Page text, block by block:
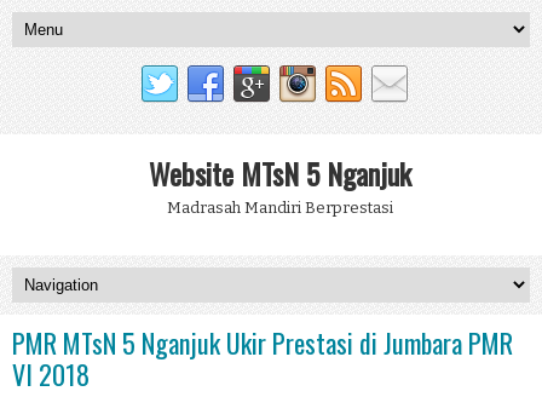
Website MTsN 5 Nganjuk
Madrasah Mandiri Berprestasi
PMR MTsN 5 Nganjuk Ukir Prestasi di Jumbara PMR
VI 2018